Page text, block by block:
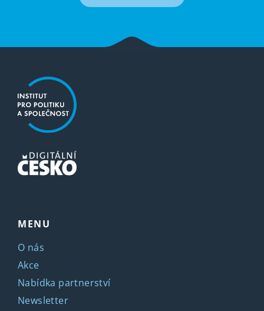
MENU
O nás
Akce
Nabídka partnerství
Newsletter